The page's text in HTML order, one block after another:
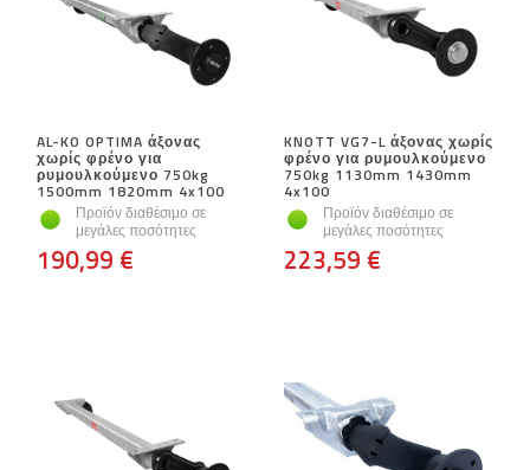
AL-KO OPTIMA άξονας
χωρίς φρένο για
ρυμουλκούμενο 750kg
1500mm 1820mm 4x100
Προϊόν διαθέσιμο σε
μεγάλες ποσότητες
190,99 €
KNOTT VG7-L άξονας χωρίς
φρένο για ρυμουλκούμενο
750kg 1130mm 1430mm
4x100
Προϊόν διαθέσιμο σε
μεγάλες ποσότητες
223,59 €